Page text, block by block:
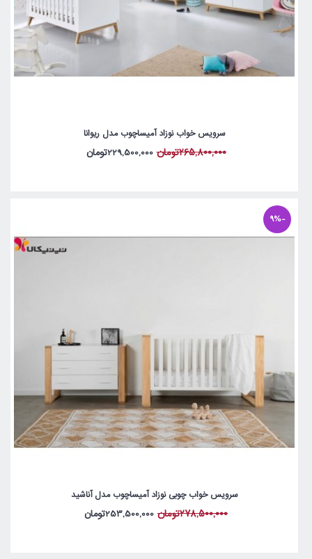
سرویس خواب نوزاد آمیساچوب مدل ریوانا
265,800,000تومان 229,500,000تومان
-9%
سرویس خواب چوبی نوزاد آمیساچوب مدل آناشید
278,500,000تومان 253,500,000تومان